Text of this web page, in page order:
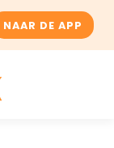
NAAR DE APP